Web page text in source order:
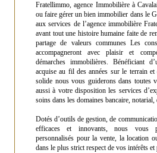
Fratellimmo, agence Immobilière à
ou faire gérer un bien immobilier dans le
aux services de l’agence immobilière
avant tout une histoire humaine faite de
partage de valeurs communes Les
accompagneront avec plaisir et
démarches immobilières. Bénéficiant
acquise au fil des années sur le terrain
solide nous vous guiderons dans toutes
aussi à votre disposition les services
soins dans les domaines bancaire, notarial,
Dotés d’outils de gestion, de
efficaces et innovants, nous vous
personnalisés pour la vente, la location
dans le plus strict respect de vos intérêts et